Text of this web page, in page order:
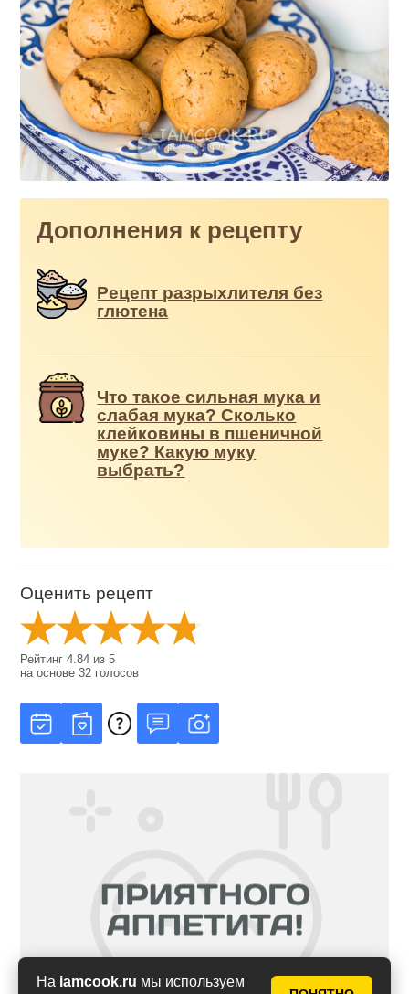
На iamcook.ru мы используем
Дополнения к рецепту
Рецепт разрыхлителя без
глютена
Что такое сильная мука и
слабая мука? Сколько
клейковины в пшеничной
муке? Какую муку
выбрать?
Оценить рецепт
Рейтинг4.84 из5
на основе32 голосов